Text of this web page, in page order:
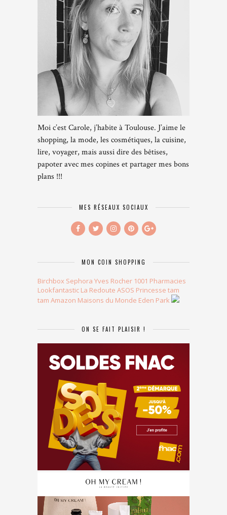
Moi c’est Carole, j’habite à Toulouse. J’aime le
shopping, la mode, les cosmétiques, la cuisine,
lire, voyager, mais aussi dire des bêtises,
papoter avec mes copines et partager mes bons
plans !!!
MES RÉSEAUX SOCIAUX
MON COIN SHOPPING
Birchbox Sephora Yves Rocher 1001 Pharmacies
Lookfantastic La Redoute ASOS Princesse tam
tam Amazon Maisons du Monde Eden Park
ON SE FAIT PLAISIR !